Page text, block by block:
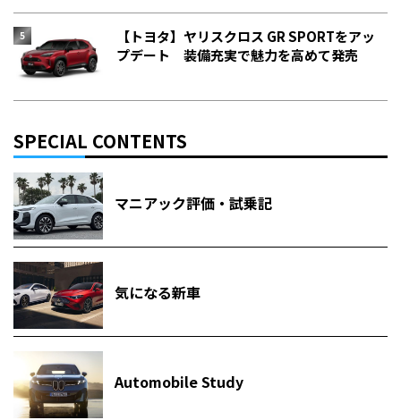
【トヨタ】ヤリスクロス GR SPORTをアッ
プデート 装備充実で魅力を高めて発売
SPECIAL CONTENTS
マニアック評価・試乗記
気になる新車
Automobile Study